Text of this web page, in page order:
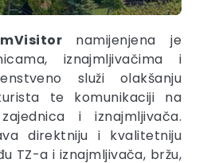
mVisitor namijenjena je
iznajmljivačima i
služi olakšanju
te komunikaciji na
i iznajmljivača.
direktniju i kvalitetniju
TZ-a i iznajmljivača, bržu,